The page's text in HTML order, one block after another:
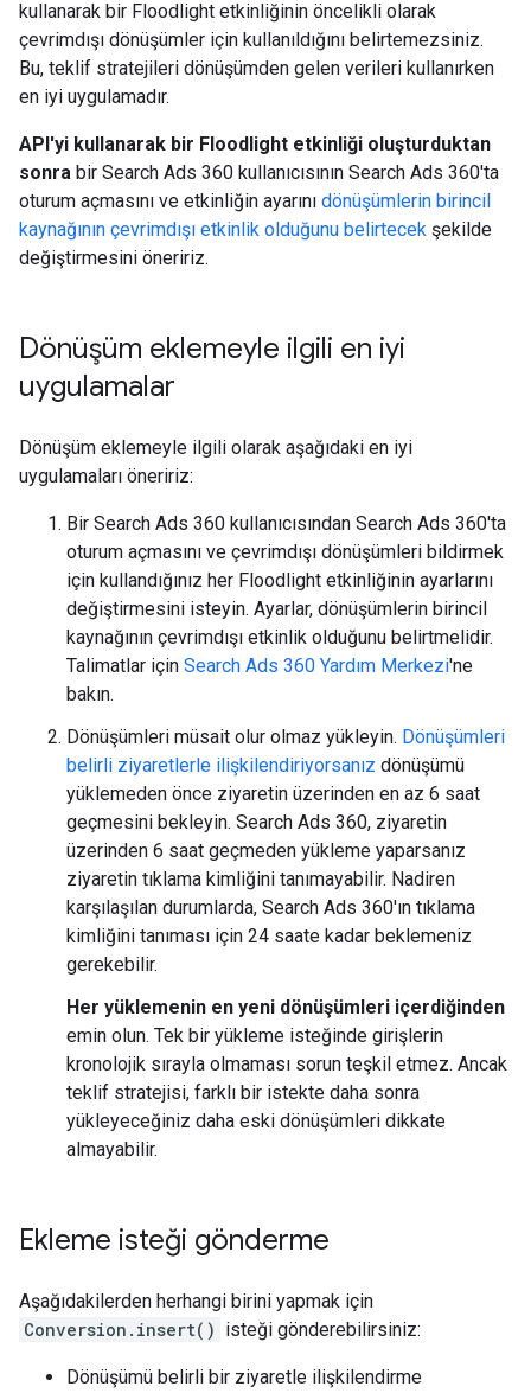
kullanarak bir Floodlight etkinliğinin öncelikli olarak
çevrimdışı dönüşümler için kullanıldığını belirtemezsiniz.
Bu, teklif stratejileri dönüşümden gelen verileri kullanırken
en iyi uygulamadır.
API'yi kullanarak bir Floodlight etkinliği oluşturduktan
sonra bir Search Ads 360 kullanıcısının Search Ads 360'ta
oturum açmasını ve etkinliğin ayarını dönüşümlerin birincil
kaynağının çevrimdışı etkinlik olduğunu belirtecek şekilde
değiştirmesini öneririz.
Dönüşüm eklemeyle ilgili en iyi
uygulamalar
Dönüşüm eklemeyle ilgili olarak aşağıdaki en iyi
uygulamaları öneririz:
Bir Search Ads 360 kullanıcısından Search Ads 360'ta
oturum açmasını ve çevrimdışı dönüşümleri bildirmek
için kullandığınız her Floodlight etkinliğinin ayarlarını
değiştirmesini isteyin. Ayarlar, dönüşümlerin birincil
kaynağının çevrimdışı etkinlik olduğunu belirtmelidir.
Talimatlar için Search Ads 360 Yardım Merkezi'ne
bakın.
Dönüşümleri müsait olur olmaz yükleyin. Dönüşümleri
belirli ziyaretlerle ilişkilendiriyorsanız dönüşümü
yüklemeden önce ziyaretin üzerinden en az 6 saat
geçmesini bekleyin. Search Ads 360, ziyaretin
üzerinden 6 saat geçmeden yükleme yaparsanız
ziyaretin tıklama kimliğini tanımayabilir. Nadiren
karşılaşılan durumlarda, Search Ads 360'ın tıklama
kimliğini tanıması için 24 saate kadar beklemeniz
gerekebilir.
Her yüklemenin en yeni dönüşümleri içerdiğinden
emin olun. Tek bir yükleme isteğinde girişlerin
kronolojik sırayla olmaması sorun teşkil etmez. Ancak
teklif stratejisi, farklı bir istekte daha sonra
yükleyeceğiniz daha eski dönüşümleri dikkate
almayabilir.
Ekleme isteği gönderme
Aşağıdakilerden herhangi birini yapmak için
Conversion.insert() isteği gönderebilirsiniz:
Dönüşümü belirli bir ziyaretle ilişkilendirme